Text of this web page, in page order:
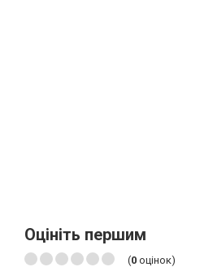
Оцініть першим
(0 оцінок)